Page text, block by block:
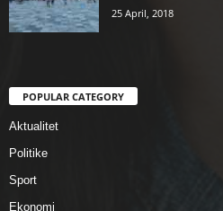
25 April, 2018
POPULAR CATEGORY
Aktualitet
Politike
Sport
Ekonomi